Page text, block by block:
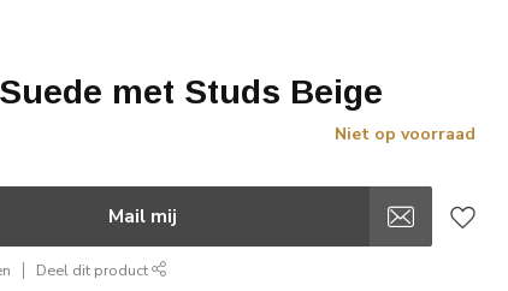
met Studs Beige
Niet op voorraad
Mail mij
Deel dit product